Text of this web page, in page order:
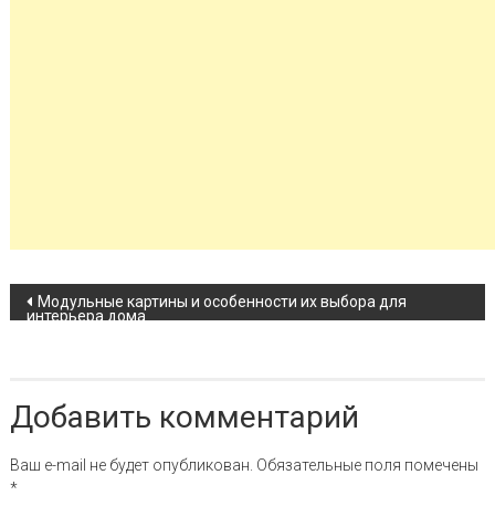
Навигация по записи
Модульные картины и особенности их выбора для
интерьера дома
Добавить комментарий
Ваш e-mail не будет опубликован. Обязательные поля помечены
*